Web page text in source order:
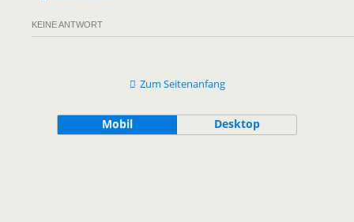
KEINE ANTWORT
Zum Seitenanfang
Mobil Desktop